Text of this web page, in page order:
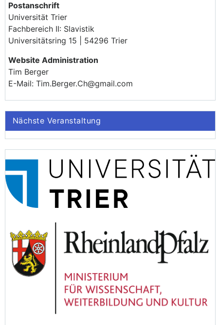
Postanschrift
Universität Trier
Fachbereich II: Slavistik
Universitätsring 15 | 54296 Trier
Website Administration
Tim Berger
E-Mail: Tim.Berger.Ch@gmail.com
Nächste Veranstaltung